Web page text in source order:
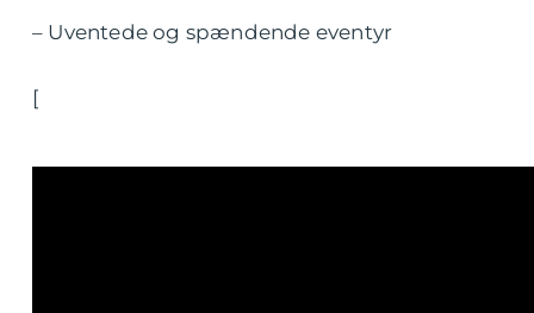
– Uventede og spændende eventyr
[